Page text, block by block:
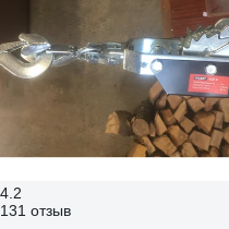
4.2
131 отзыв